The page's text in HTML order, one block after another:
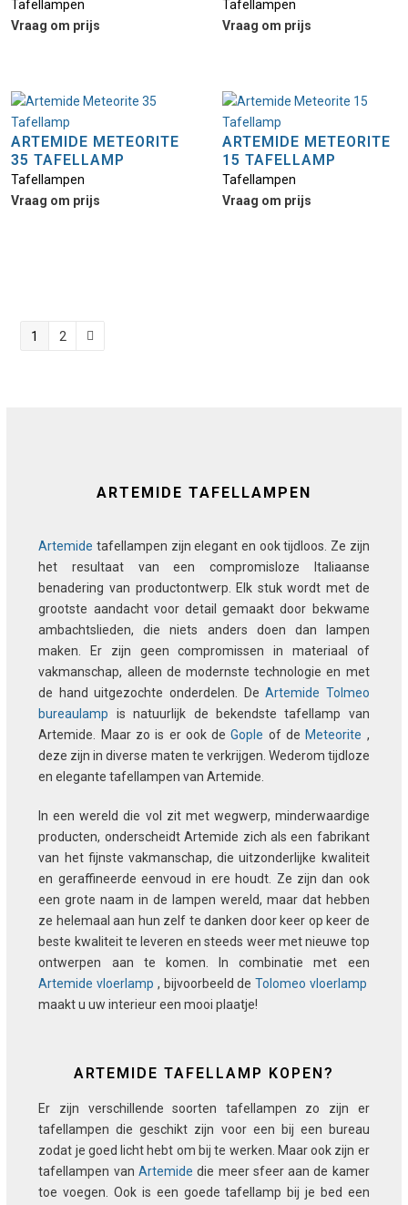
Tafellampen
Vraag om prijs
Tafellampen
Vraag om prijs
ARTEMIDE METEORITE
35 TAFELLAMP
Tafellampen
Vraag om prijs
ARTEMIDE METEORITE
15 TAFELLAMP
Tafellampen
Vraag om prijs
1 2
ARTEMIDE TAFELLAMPEN
Artemide tafellampen zijn elegant en ook tijdloos. Ze zijn
het resultaat van een compromisloze Italiaanse
benadering van productontwerp. Elk stuk wordt met de
grootste aandacht voor detail gemaakt door bekwame
ambachtslieden, die niets anders doen dan lampen
maken. Er zijn geen compromissen in materiaal of
vakmanschap, alleen de modernste technologie en met
de hand uitgezochte onderdelen. DeArtemide Tolmeo
bureaulamp is natuurlijk de bekendste tafellamp van
Artemide. Maar zo is er ook deGople of de Meteorite ,
deze zijn in diverse maten te verkrijgen. Wederom tijdloze
en elegante tafellampen van Artemide.
In een wereld die vol zit met wegwerp, minderwaardige
producten, onderscheidt Artemide zich als een fabrikant
van het fijnste vakmanschap, die uitzonderlijke kwaliteit
en geraffineerde eenvoud in ere houdt. Ze zijn dan ook
een grote naam in de lampen wereld, maar dat hebben
ze helemaal aan hun zelf te danken door keer op keer de
beste kwaliteit te leveren en steeds weer met nieuwe top
ontwerpen aan te komen. In combinatie met een
Artemide vloerlamp , bijvoorbeeld de Tolomeo vloerlamp
maakt u uw interieur een mooi plaatje!
ARTEMIDE TAFELLAMP KOPEN?
Er zijn verschillende soorten tafellampen zo zijn er
tafellampen die geschikt zijn voor een bij een bureau
zodat je goed licht hebt om bij te werken. Maar ook zijn er
tafellampen van Artemide die meer sfeer aan de kamer
toe voegen. Ook is een goede tafellamp bij je bed een